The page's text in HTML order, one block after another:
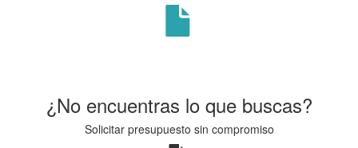
¿No encuentras lo que buscas?
Solicitar presupuesto sin compromiso